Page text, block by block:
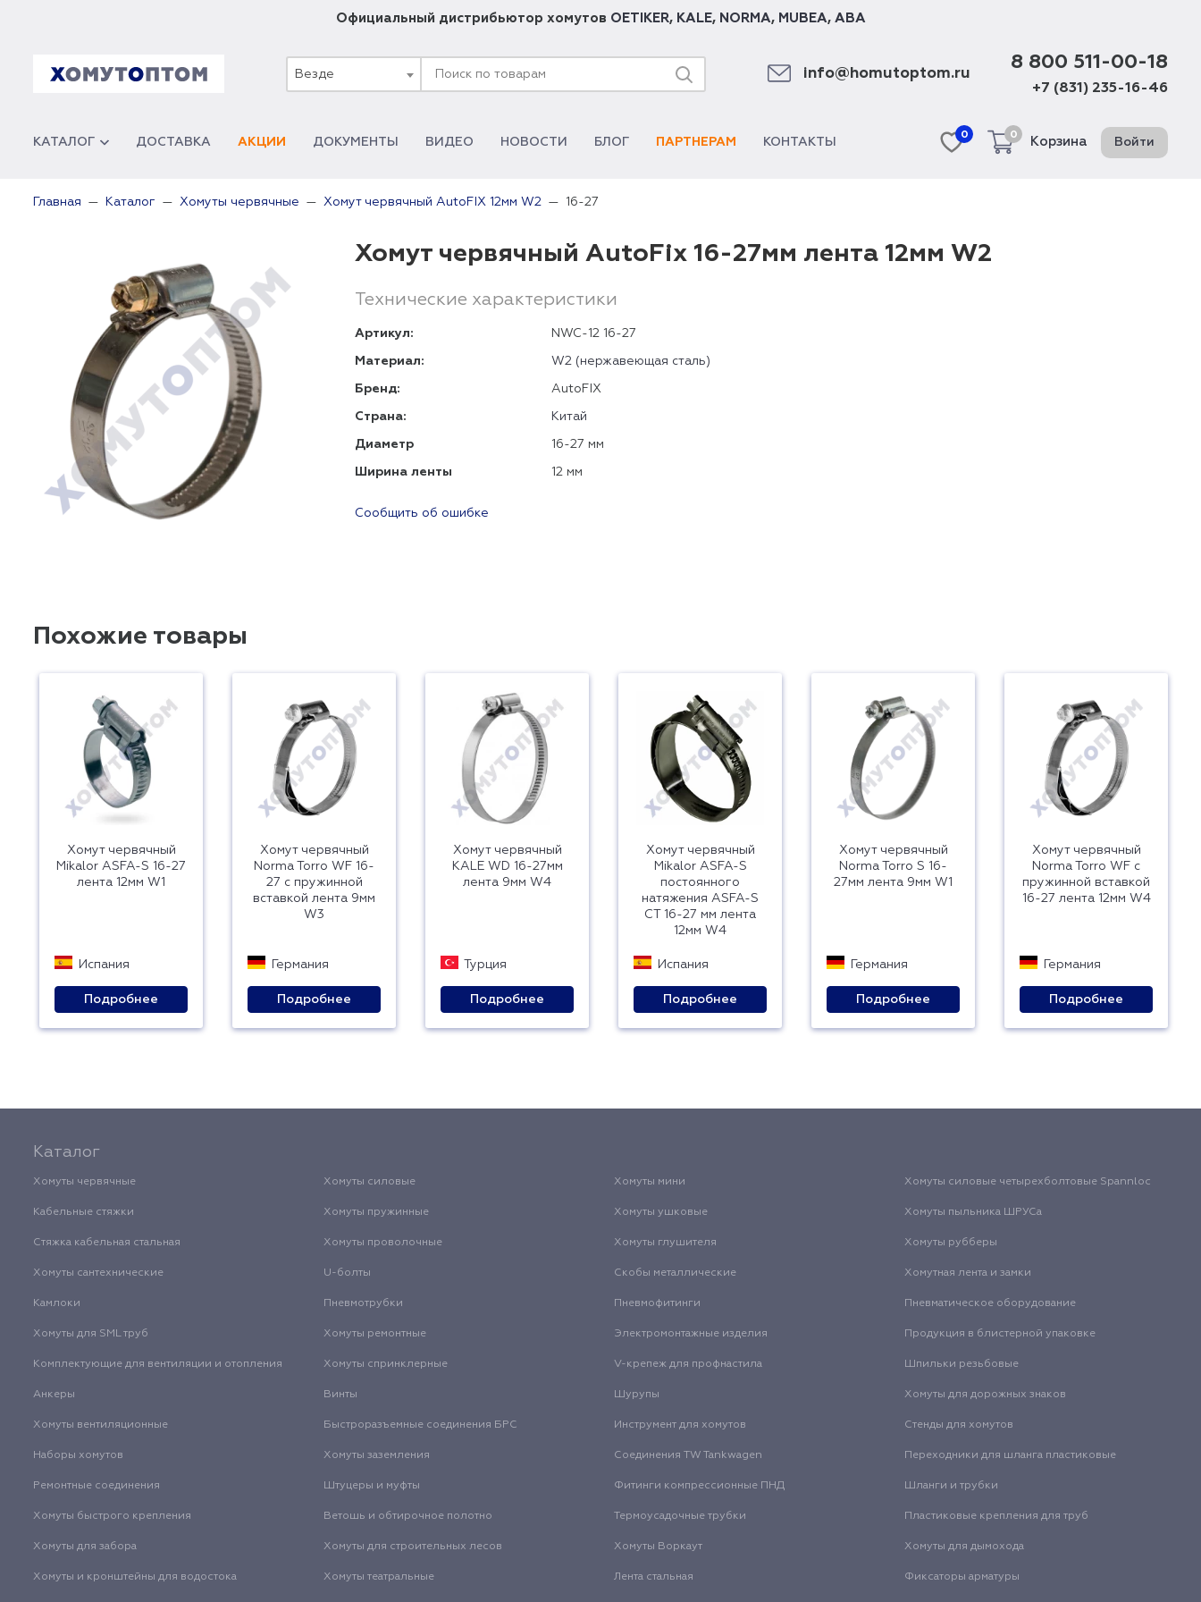
Официальный дистрибьютор хомутов OETIKER, KALE, NORMA, MUBEA, ABA
Везде info@homutoptom.ru
8 800 511-00-18
+7 (831) 235-16-46
КАТАЛОГ ДОСТАВКА АКЦИИ ДОКУМЕНТЫ ВИДЕО НОВОСТИ БЛОГ ПАРТНЕРАМ КОНТАКТЫ
0 0
Корзина Войти
Главная Каталог Хомуты червячные Хомут червячный AutoFIX 12мм W2 16-27
Хомут червячный AutoFix 16-27мм лента 12мм W2
Технические характеристики
Артикул: NWC-12 16-27
Материал: W2 (нержавеющая сталь)
Бренд: AutoFIX
Страна: Китай
Диаметр 16-27 мм
Ширина ленты 12 мм
Сообщить об ошибке
Похожие товары
Хомут червячный
Mikalor ASFA-S 16-27
лента 12мм W1
Испания
Подробнее
Хомут червячный
Norma Torro WF 16-
27 с пружинной
вставкой лента 9мм
W3
Германия
Подробнее
Хомут червячный
KALE WD 16-27мм
лента 9мм W4
Турция
Подробнее
Хомут червячный
Mikalor ASFA-S
постоянного
натяжения ASFA-S
CT 16-27 мм лента
12мм W4
Испания
Подробнее
Хомут червячный
Norma Torro S 16-
27мм лента 9мм W1
Германия
Подробнее
Хомут червячный
Norma Torro WF с
пружинной вставкой
16-27 лента 12мм W4
Германия
Подробнее
Каталог
Хомуты червячные Хомуты силовые Хомуты мини Хомуты силовые четырехболтовые Spannloc
Кабельные стяжки Хомуты пружинные Хомуты ушковые Хомуты пыльника ШРУСа
Стяжка кабельная стальная Хомуты проволочные Хомуты глушителя Хомуты рубберы
Хомуты сантехнические U-болты Скобы металлические Хомутная лента и замки
Камлоки Пневмотрубки Пневмофитинги Пневматическое оборудование
Хомуты для SML труб Хомуты ремонтные Электромонтажные изделия Продукция в блистерной упаковке
Комплектующие для вентиляции и отопления Хомуты спринклерные V-крепеж для профнастила Шпильки резьбовые
Анкеры Винты Шурупы Хомуты для дорожных знаков
Хомуты вентиляционные Быстроразъемные соединения БРС Инструмент для хомутов Стенды для хомутов
Наборы хомутов Хомуты заземления Соединения TW Tankwagen Переходники для шланга пластиковые
Ремонтные соединения Штуцеры и муфты Фитинги компрессионные ПНД Шланги и трубки
Хомуты быстрого крепления Ветошь и обтирочное полотно Термоусадочные трубки Пластиковые крепления для труб
Хомуты для забора Хомуты для строительных лесов Хомуты Воркаут Хомуты для дымохода
Хомуты и кронштейны для водостока Хомуты театральные Лента стальная Фиксаторы арматуры